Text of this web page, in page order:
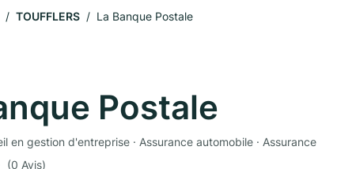
TOUFFLERS La Banque Postale
Postale
en gestion d'entreprise · Assurance automobile · Assurance
(0 Avis)